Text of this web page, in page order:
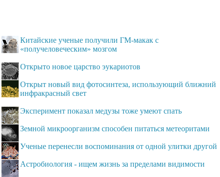
Китайские ученые получили ГМ-макак с
«получеловеческим» мозгом
Открыто новое царство эукариотов
Открыт новый вид фотосинтеза, использующий ближний
инфракрасный свет
Эксперимент показал медузы тоже умеют спать
Земной микроорганизм способен питаться метеоритами
Ученые перенесли воспоминания от одной улитки другой
Астробиология - ищем жизнь за пределами видимости